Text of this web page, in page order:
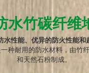
水竹碳纤维
水性能、优异的防火性能和
种耐用的防水材料，由竹
和天然石粉制成。